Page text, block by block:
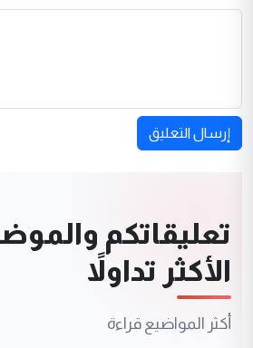
إرسال التعليق
تعليقاتكم
الأكثر تداولاً
أكثر المواضيع قراءة